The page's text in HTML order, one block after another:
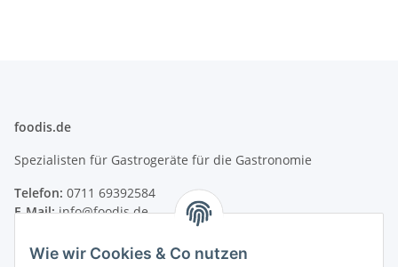
Wie wir Cookies & Co nutzen
foodis.de
Spezialisten für Gastrogeräte für die Gastronomie
Telefon: 0711 69392584
E-Mail:info@foodis.de
Adresse:
Adolf-Murthum-Straße 23